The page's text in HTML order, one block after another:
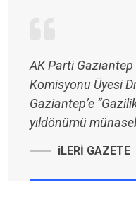
​​​​​​​AK Parti Gaziantep
Komisyonu Üyesi
Gaziantep’e
yıldönümü
iLERİ GAZETE